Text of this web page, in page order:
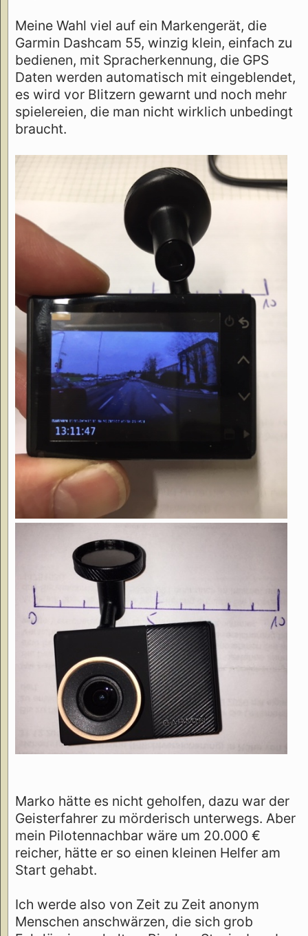
Meine Wahl viel auf ein Markengerät, die
Garmin Dashcam 55, winzig klein, einfach zu
bedienen, mit Spracherkennung, die GPS
Daten werden automatisch mit eingeblendet,
es wird vor Blitzern gewarnt und noch mehr
spielereien, die man nicht wirklich unbedingt
braucht.
Marko hätte es nicht geholfen, dazu war der
Geisterfahrer zu mörderisch unterwegs. Aber
mein Pilotennachbar wäre um 20.000 €
reicher, hätte er so einen kleinen Helfer am
Start gehabt.
Ich werde also von Zeit zu Zeit anonym
Menschen anschwärzen, die sich grob